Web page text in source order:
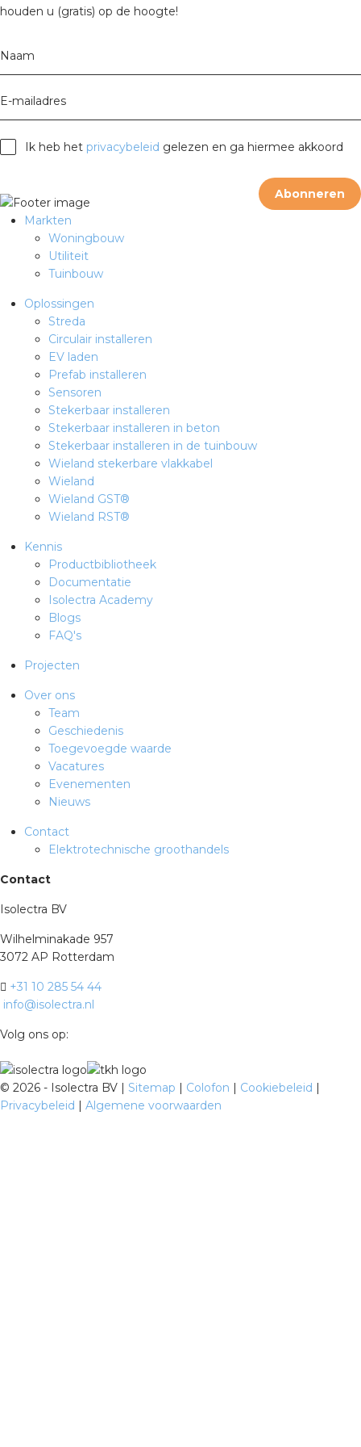
houden u (gratis) op de hoogte!
Naam
E-mailadres
Ik heb het privacybeleid gelezen en ga hiermee akkoord
Abonneren
groothandels
Markten
Woningbouw
Utiliteit
Tuinbouw
Oplossingen
Streda
Circulair installeren
EV laden
Prefab installeren
Sensoren
Stekerbaar installeren
Stekerbaar installeren in beton
Stekerbaar installeren in de tuinbouw
Wieland stekerbare vlakkabel
Wieland
Wieland GST®
Wieland RST®
Kennis
Productbibliotheek
Documentatie
Isolectra Academy
Blogs
FAQ's
Projecten
Over ons
Team
Geschiedenis
Toegevoegde waarde
Vacatures
Evenementen
Nieuws
Contact
Elektrotechnische groothandels
Contact
Isolectra BV
Wilhelminakade 957
3072 AP Rotterdam
+31 10 285 54 44
info@isolectra.nl
Volg ons op:
© 2026 - Isolectra BV | Sitemap | Colofon | Cookiebeleid |
Privacybeleid | Algemene voorwaarden